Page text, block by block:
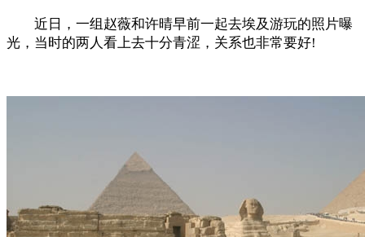
近日，一组赵薇和许晴早前一起去埃及游玩的照片曝
光，当时的两人看上去十分青涩，关系也非常要好!